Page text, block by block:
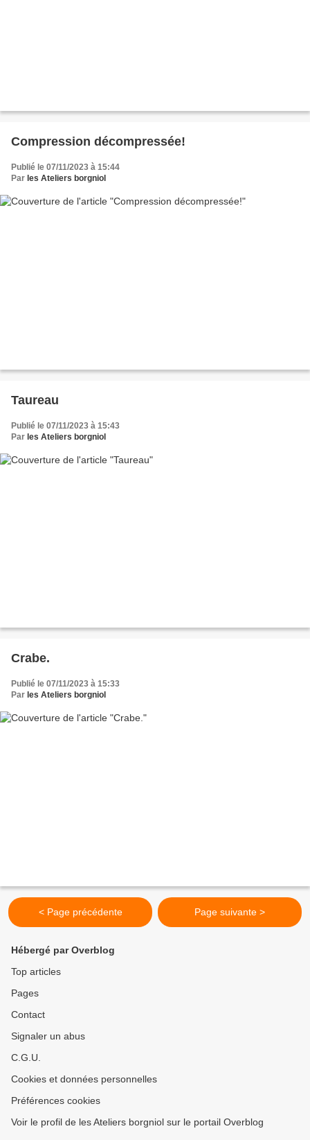
Compression décompressée!
Publié le 07/11/2023 à 15:44
Par les Ateliers borgniol
Taureau
Publié le 07/11/2023 à 15:43
Par les Ateliers borgniol
Crabe.
Publié le 07/11/2023 à 15:33
Par les Ateliers borgniol
< Page précédente Page suivante >
Hébergé par Overblog
Top articles
Pages
Contact
Signaler un abus
C.G.U.
Cookies et données personnelles
Préférences cookies
Voir le profil de les Ateliers borgniol sur le portail Overblog